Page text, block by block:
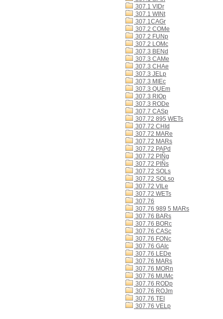
307.1 VIDr
307.1 WINt
307.1CAGr
307.2 COMe
307.2 FUNp
307.2 LOMc
307.3 BENd
307.3 CAMe
307.3 CHAe
307.3 JELp
307.3 MIEc
307.3 QUEm
307.3 RIOp
307.3 RODe
307.7 CASp
307.72 895 WETs
307.72 CHId
307.72 MARe
307.72 MARs
307.72 PAPd
307.72 PIÑg
307.72 PIÑs
307.72 SOLs
307.72 SOLso
307.72 VILe
307.72 WETs
307.76
307.76 989 5 MARs
307.76 BARs
307.76 BORc
307.76 CASc
307.76 FONc
307.76 GAIc
307.76 LEDe
307.76 MARs
307.76 MORn
307.76 MUMc
307.76 RODp
307.76 ROJm
307.76 TEI
307.76 VELp